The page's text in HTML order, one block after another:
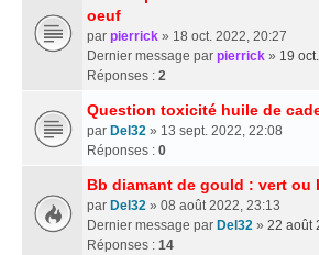
oeuf
par pierrick » 18 oct. 2022, 20:27
Dernier message par pierrick » 19
Réponses : 2
Question toxicité huile de
par Del32 » 13 sept. 2022, 22:08
Réponses : 0
Bb diamant de gould : vert ou
par Del32 » 08 août 2022, 23:13
Dernier message par Del32 » 22 août
Réponses : 14